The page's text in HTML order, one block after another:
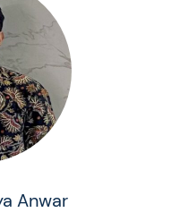
Anwar